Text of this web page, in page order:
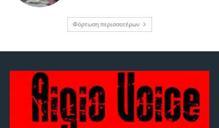
Φόρτωση περισσοτέρων